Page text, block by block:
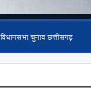
विधानसभा चुनाव छत्तीसगढ़